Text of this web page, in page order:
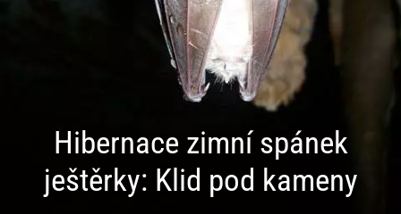
Hibernace zimní spánek
ještěrky: Klid pod kameny